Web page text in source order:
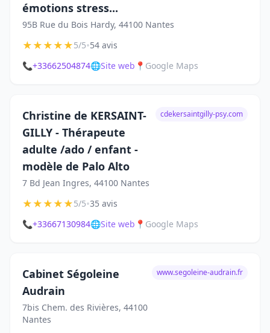
émotions stress...
95B Rue du Bois Hardy, 44100 Nantes
★★★★★5/5•54 avis
📞+33662504874🌐Site web 📍 Google Maps
Christine de KERSAINT-
GILLY - Thérapeute
adulte /ado / enfant -
modèle de Palo Alto
7 Bd Jean Ingres, 44100 Nantes
cdekersaintgilly-psy.com
★★★★★5/5•35 avis
📞+33667130984🌐Site web 📍 Google Maps
Cabinet Ségoleine
Audrain
7bis Chem. des Rivières, 44100
Nantes
www.segoleine-audrain.fr